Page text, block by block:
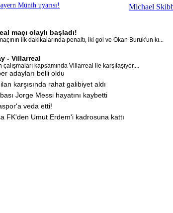
Münih uyarısı!
Michael
maçı olaylı başladı!
ilk dakikalarında penaltı, iki gol ve Okan Buruk'un kı...
- Villarreal
kapsamında Villarreal ile karşılaşıyor....
adayları belli oldu
karşısında rahat galibiyet aldı
Jorge Messi hayatını kaybetti
veda etti!
FK'den Umut Erdem'i kadrosuna kattı